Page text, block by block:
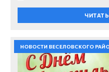
НОВОСТИ ВЕСЕЛОВСКОГО